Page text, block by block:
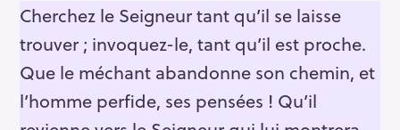
Cherchez le Seigneur tant qu’il se laisse
trouver ; invoquez-le, tant qu’il est proche.
Que le méchant abandonne son chemin, et
l’homme perfide, ses pensées ! Qu’il